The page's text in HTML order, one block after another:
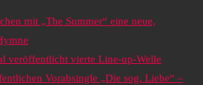
mit „The Summer“ eine neue,
veröffentlicht vierte Line-up-Welle
Vorabsingle „Die sog. Liebe“ –